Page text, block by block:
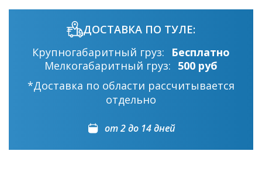
ДОСТАВКА ПО ТУЛЕ:
Крупногабаритный груз:
Бесплатно
Мелкогабаритный груз: 500 руб
*Доставка по области рассчитывается
отдельно
от 2 до 14 дней